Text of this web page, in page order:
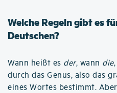
Welche Regeln gibt es
Deutschen?
Wann heißt es der, wann die
durch das Genus, also das
eines Wortes bestimmt.